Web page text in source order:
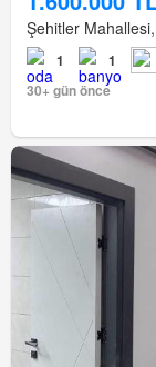
Şehitler
1 1
30+ gün önce